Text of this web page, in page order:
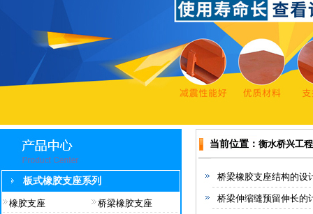
板式橡胶支座系列
橡胶支座 桥梁橡胶支座
当前位置： 衡水桥兴工
桥梁橡胶支座结构的设
桥梁伸缩缝预留伸长的